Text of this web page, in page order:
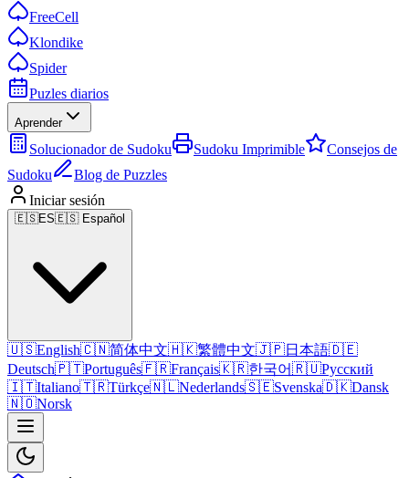
FreeCell
Klondike
Spider
Puzles diarios
Aprender
Solucionador de Sudoku Sudoku Imprimible
Consejos de
Sudoku
Blog de Puzzles
Iniciar sesión
🇪🇸ES🇪🇸 Español
🇺🇸English🇨🇳简体中文🇭🇰繁體中文🇯🇵日本語🇩🇪
Deutsch🇵🇹Português🇫🇷Français🇰🇷한국어🇷🇺Русский
🇮🇹Italiano🇹🇷Türkçe🇳🇱Nederlands🇸🇪Svenska🇩🇰Dansk
🇳🇴Norsk